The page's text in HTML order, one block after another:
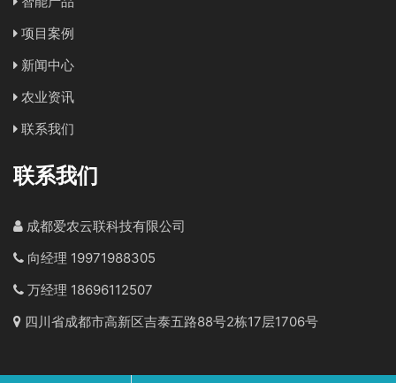
项目案例
新闻中心
农业资讯
联系我们
联系我们
成都爱农云联科技有限公司
向经理 19971988305
万经理 18696112507
四川省成都市高新区吉泰五路88号2栋17层1706号